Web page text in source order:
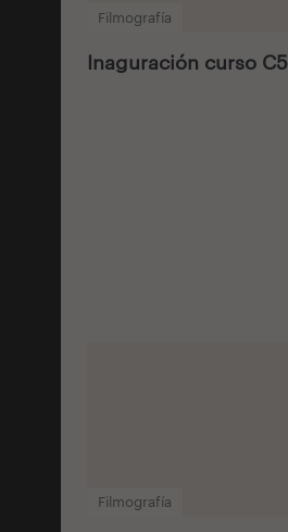
Filmografía
Inaguración curso C5
Filmografía